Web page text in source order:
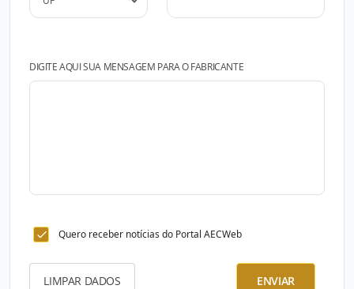
DIGITE AQUI SUA MENSAGEM PARA O FABRICANTE
Quero receber notícias do Portal AECWeb
LIMPAR DADOS ENVIAR